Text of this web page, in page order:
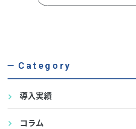
Category
導入実績
コラム